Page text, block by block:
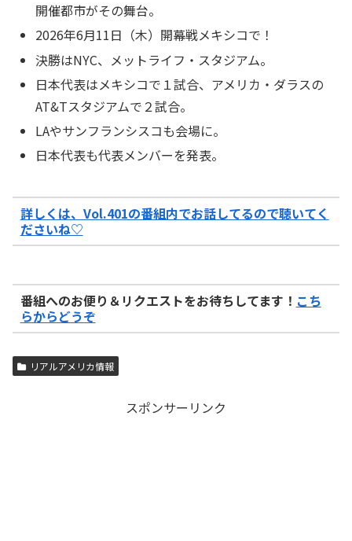
開催都市がその舞台。
2026年6月11日（木）開幕戦メキシコで！
決勝はNYC、メットライフ・スタジアム。
日本代表はメキシコで１試合、アメリカ・ダラスの
AT&Tスタジアムで２試合。
LAやサンフランシスコも会場に。
日本代表も代表メンバーを発表。
詳しくは、Vol.401の番組内でお話してるので聴いてく
ださいね♡
番組へのお便り＆リクエストをお待ちしてます！ こち
らからどうぞ
リアルアメリカ情報
スポンサーリンク